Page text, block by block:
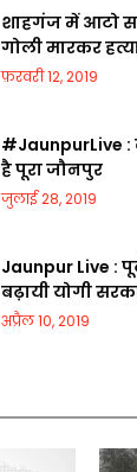
शाहगंज में आटो
गोली मारकर
फ़रवरी 12, 2019
#JaunpurLive :
है पूरा जौनपुर
जुलाई 28, 2019
Jaunpur Live :
बढ़ायी योगी
अप्रैल 10, 2019